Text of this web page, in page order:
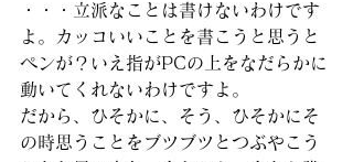
・・・立派なことは書けないわけです
よ。カッコいいことを書こうと思うと
ペンが？いえ指がPCの上をなだらかに
動いてくれないわけですよ。
だから、ひそかに、そう、ひそかにそ
の時思うことをブツブツとつぶやこう